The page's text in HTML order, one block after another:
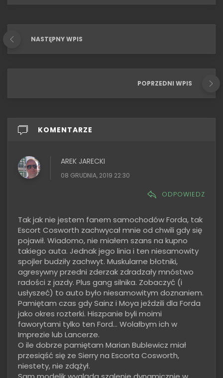
NASTĘPNY WPIS
POPRZEDNI WPIS
KOMENTARZE
AREK JARECKI
08 GRUDNIA, 2019 22:30
ODPOWIEDZ
Tak jak nie jestem fanem samochodów Forda, tak
Escort Cosworth zachwycał mnie od chwili gdy się
pojawił. Wiadomo, nie miałem szans na kupno
takiego auta. Jednak jego linia i ten niesamowity
spojler budziły zachwyt. Muskularne błotniki,
agresywny przedni zderzak zdradzały mnóstwo
radości z jazdy. Plus gang silnika. Zobaczyć (i
usłyszeć) to auto było niesamowitym doznaniem.
Pamiętam czas gdy Sainz i Moya jeździli dla Forda
jako okres rozterki. Hiszpanie byli moimi
faworytami tylko ten Ford... Wolałbym ich w
Imprezie lub Lancerze.
O ile dobrze pamiętam Marian Bublewicz miał
przesiąść się ze Sierry na Escorta Cosworth,
niestety, nie zdążył.